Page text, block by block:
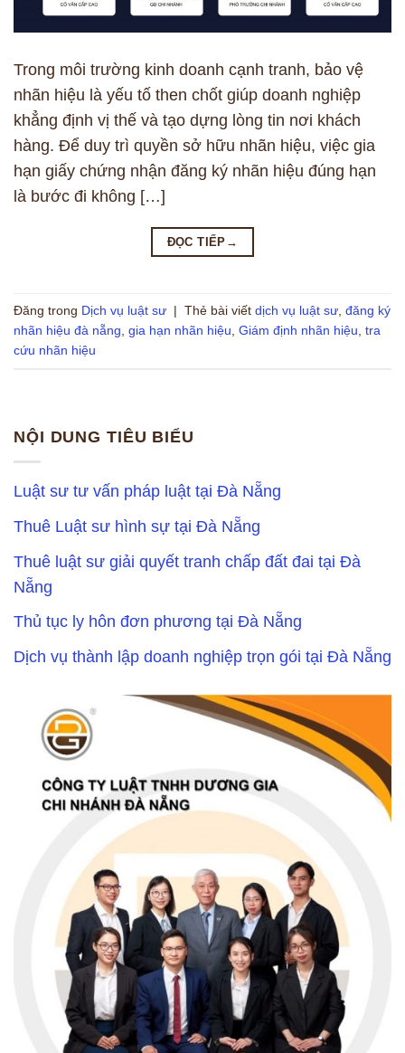
Trong môi trường kinh doanh cạnh tranh, bảo vệ
nhãn hiệu là yếu tố then chốt giúp doanh nghiệp
khẳng định vị thế và tạo dựng lòng tin nơi khách
hàng. Để duy trì quyền sở hữu nhãn hiệu, việc gia
hạn giấy chứng nhận đăng ký nhãn hiệu đúng hạn
là bước đi không […]
ĐỌC TIẾP →
Đăng trong Dịch vụ luật sư | Thẻ bài viết dịch vụ luật sư, đăng ký
nhãn hiệu đà nẵng, gia hạn nhãn hiệu, Giám định nhãn hiệu, tra
cứu nhãn hiệu
NỘI DUNG TIÊU BIỂU
Luật sư tư vấn pháp luật tại Đà Nẵng
Thuê Luật sư hình sự tại Đà Nẵng
Thuê luật sư giải quyết tranh chấp đất đai tại Đà
Nẵng
Thủ tục ly hôn đơn phương tại Đà Nẵng
Dịch vụ thành lập doanh nghiệp trọn gói tại Đà Nẵng